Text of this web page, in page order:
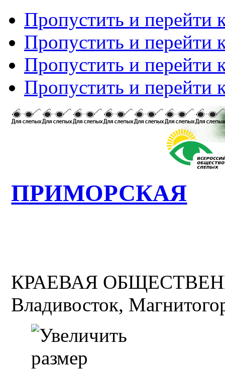
Пропустить и перейти
Пропустить и перейти
Пропустить и перейти
Пропустить и перейти
ПРИМОРСКАЯ
КРАЕВАЯ
Владивосток,